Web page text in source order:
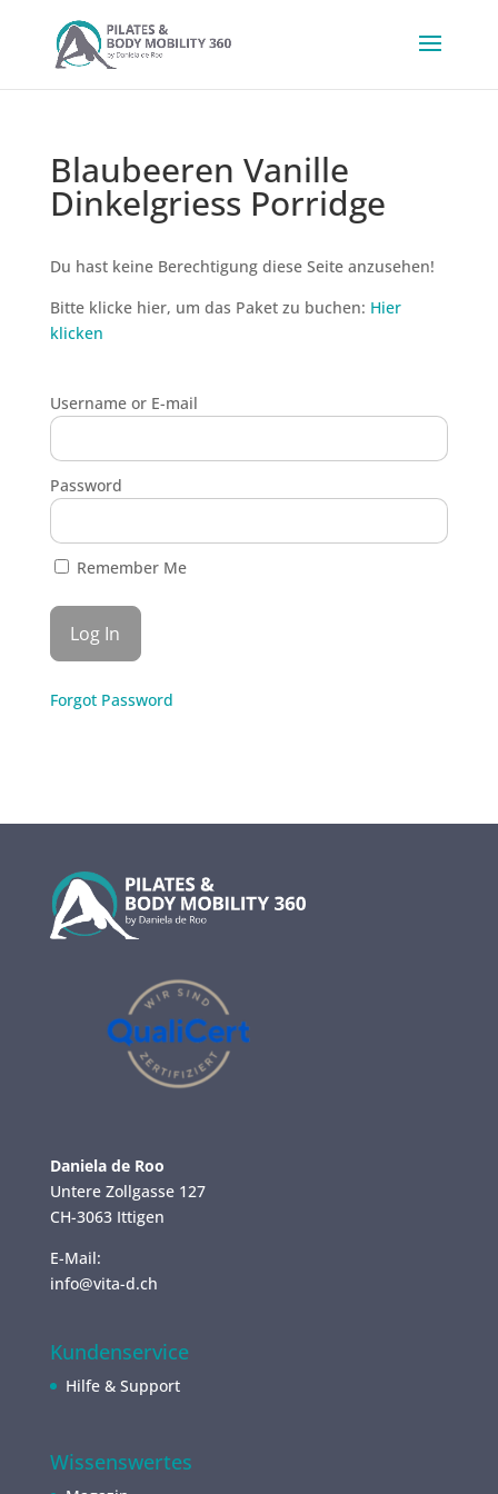
Blaubeeren Vanille
Dinkelgriess Porridge
Du hast keine Berechtigung diese Seite anzusehen!
Bitte klicke hier, um das Paket zu buchen: Hier
klicken
Username or E-mail
Password
Remember Me
Forgot Password
Daniela de Roo
Untere Zollgasse 127
CH-3063 Ittigen
E-Mail:
info@vita-d.ch
Kundenservice
Hilfe & Support
Wissenswertes